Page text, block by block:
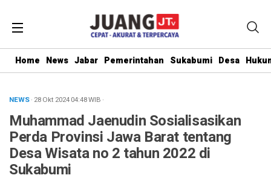
Home News Jabar Pemerintahan Sukabumi Desa
NEWS· 28 Okt 202404:48WIB ·
Muhammad Jaenudin Sosialisasikan
Perda Provinsi Jawa Barat tentang
Desa Wisata no 2 tahun 2022 di
Sukabumi